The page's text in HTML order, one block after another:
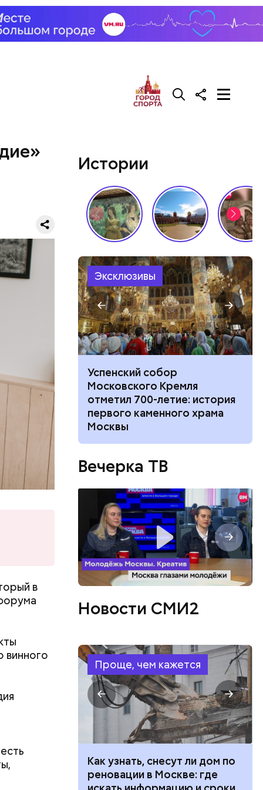
в
винного
Истории
Эксклюзивы
покинул
худруком
Дмитрием
Успенский собор
Московского Кремля
отметил 700-летие: история
первого каменного храма
Москвы
Вечерка ТВ
Новости СМИ2
Проще, чем кажется
тысяч
при
Как узнать, снесут ли дом по
реновации в Москве: где